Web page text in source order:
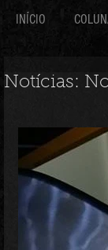
INÍCIO
Notícias: